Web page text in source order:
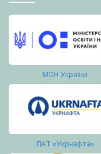
МОН України
ПАТ «Укрнафта»